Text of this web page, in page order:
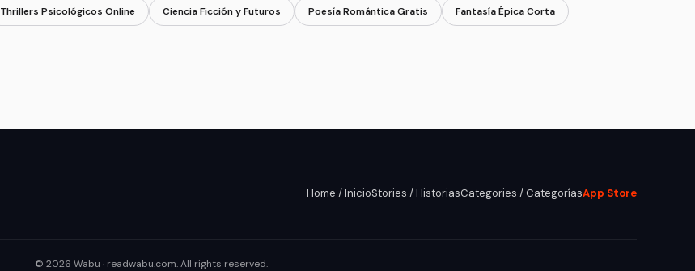
Thrillers Psicológicos Online Ciencia Ficción y Futuros Poesía Romántica Gratis Fantasía Épica Corta
Home / InicioStories / HistoriasCategories / CategoríasApp Store
© 2026 Wabu · readwabu.com. All rights reserved.